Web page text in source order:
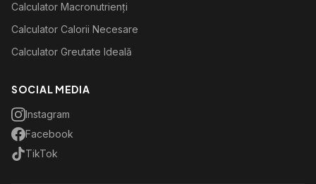
Calculator Macronutrienți
Calculator Calorii Necesare
Calculator Greutate Ideală
SOCIAL MEDIA
Instagram
Facebook
TikTok